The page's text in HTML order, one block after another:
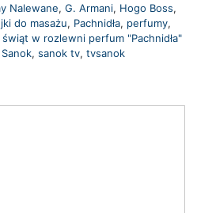
Nalewane, G. Armani, Hogo Boss,
do masażu, Pachnidła, perfumy,
w rozlewni perfum "Pachnidła"
Sanok, sanok tv, tvsanok